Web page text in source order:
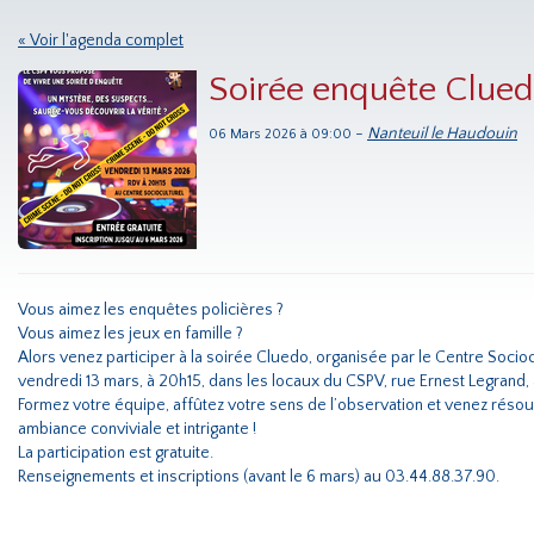
« Voir l'agenda complet
Soirée enquête
06 Mars 2026 à 09:00 - Nanteuil le Haudouin
Vous aimez les enquêtes policières ?
Vous aimez les jeux en famille ?
Alors venez participer à la soirée Cluedo, organisée par le Centre
vendredi 13 mars, à 20h15, dans les locaux du CSPV, rue Ernest
Formez votre équipe, affûtez votre sens de l’observation et venez
ambiance conviviale et intrigante !
La participation est gratuite.
Renseignements et inscriptions (avant le 6 mars) au 03.44.88.37.90.